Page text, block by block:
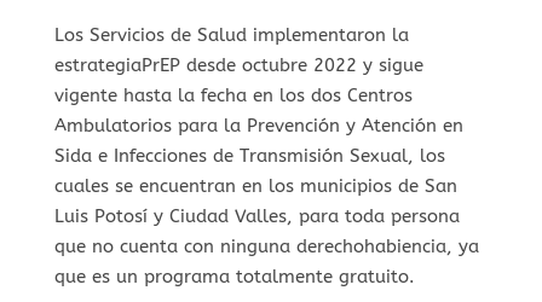
Los Servicios de Salud implementaron la
estrategiaPrEP desde octubre 2022 y sigue
vigente hasta la fecha en los dos Centros
Ambulatorios para la Prevención y Atención en
Sida e Infecciones de Transmisión Sexual, los
cuales se encuentran en los municipios de San
Luis Potosí y Ciudad Valles, para toda persona
que no cuenta con ninguna derechohabiencia, ya
que es un programa totalmente gratuito.